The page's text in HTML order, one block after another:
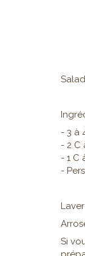
- 3 à
- 2 C
- 1 C
-
Si